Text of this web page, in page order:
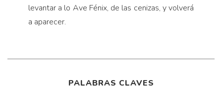
levantar a lo Ave Fénix, de las cenizas, y volverá
a aparecer.
PALABRAS CLAVES